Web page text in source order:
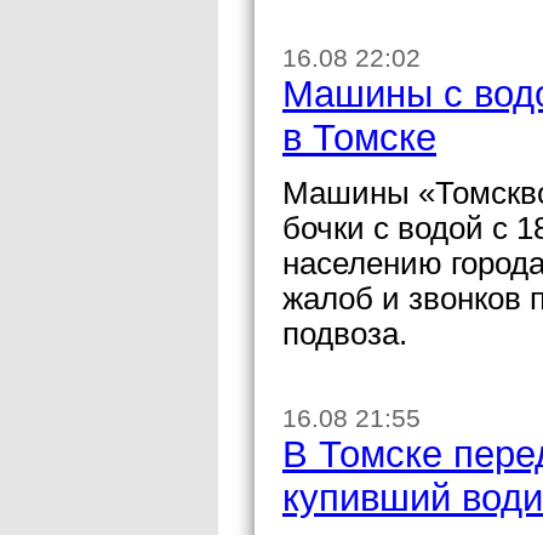
16.08 22:02
Машины с
в Томске
Машины
бочки с водой с
населению
жалоб и звонков
подвоза.
16.08 21:55
В Томске
купивший